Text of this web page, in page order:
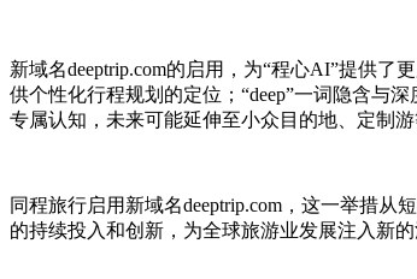
新域名deeptrip.com的启用，为“程心AI”提供了
供个性化行程规划的定位；“deep”一词隐含与
专属认知，未来可能延伸至小众目的地、定制
同程旅行启用新域名deeptrip.com，这一举措
的持续投入和创新，为全球旅游业发展注入新的